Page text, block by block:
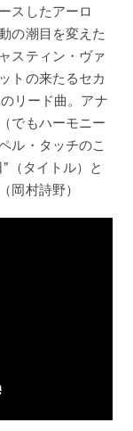
スしたアーロ
の潮目を変えた
スティン・ヴァ
トの来たるセカ
リード曲。アナ
でもハーモニー
ル・タッチのこ
（タイトル）と
岡村詩野）